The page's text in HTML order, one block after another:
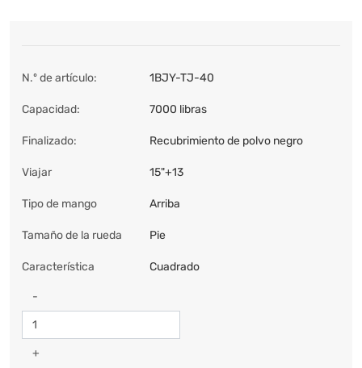
N.º de artículo: 1BJY-TJ-40
Capacidad: 7000 libras
Finalizado: Recubrimiento de polvo negro
Viajar 15"+13
Tipo de mango Arriba
Tamaño de la rueda Pie
Característica Cuadrado
-
+